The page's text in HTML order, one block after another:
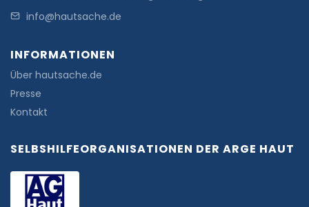
info@hautsache.de
INFORMATIONEN
Über hautsache.de
Presse
Kontakt
SELBSHILFEORGANISATIONEN DER ARGE HAUT